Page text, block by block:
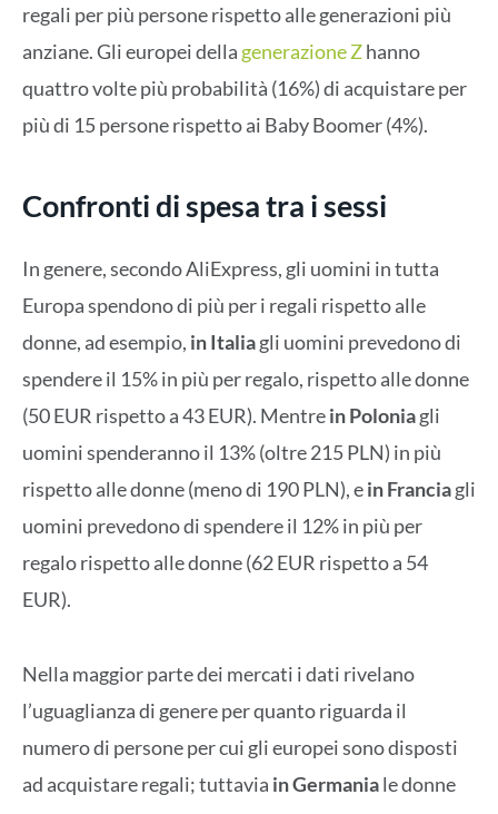
regali per più persone rispetto alle generazioni più
anziane. Gli europei della generazione Zhanno
quattro volte più probabilità (16%) di acquistare per
più di 15 persone rispetto ai Baby Boomer (4%).
Confronti di spesa tra i sessi
In genere, secondo AliExpress, gli uomini in tutta
Europa spendono di più per i regali rispetto alle
donne, ad esempio, in Italiagli uomini prevedono di
spendere il 15% in più per regalo, rispetto alle donne
(50 EUR rispetto a 43 EUR). Mentrein Poloniagli
uomini spenderanno il 13% (oltre 215 PLN) in più
rispetto alle donne (meno di 190 PLN), ein Franciagli
uomini prevedono di spendere il 12% in più per
regalo rispetto alle donne (62 EUR rispetto a 54
EUR).
Nella maggior parte dei mercati i dati rivelano
l’uguaglianza di genere per quanto riguarda il
numero di persone per cui gli europei sono disposti
ad acquistare regali; tuttavia in Germaniale donne